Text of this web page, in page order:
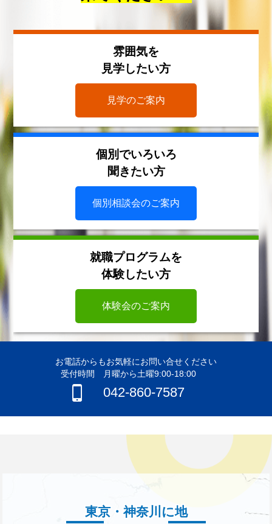
雰囲気を
見学したい方
見学のご案内
個別でいろいろ
聞きたい方
個別相談会のご案内
就職プログラムを
体験したい方
体験会のご案内
お電話からもお気軽にお問い合せください
受付時間 月曜から土曜9:00-18:00
042-860-7587
東京・神奈川に地